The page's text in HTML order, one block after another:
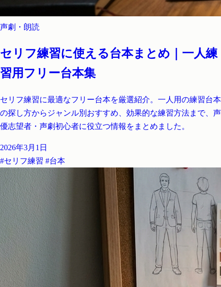
声劇・朗読
セリフ練習に使える台本まとめ｜一人練
習用フリー台本集
セリフ練習に最適なフリー台本を厳選紹介。一人用の練習台本
の探し方からジャンル別おすすめ、効果的な練習方法まで、声
優志望者・声劇初心者に役立つ情報をまとめました。
2026年3月1日
#セリフ練習 #台本